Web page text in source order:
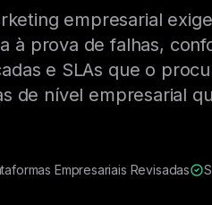
empresarial
à prova de falhas,
e SLAs que o
de nível empresarial
Empresariais Revisadas